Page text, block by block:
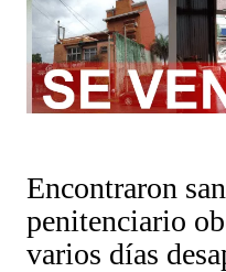
Encontraron
penitenciario
varios días